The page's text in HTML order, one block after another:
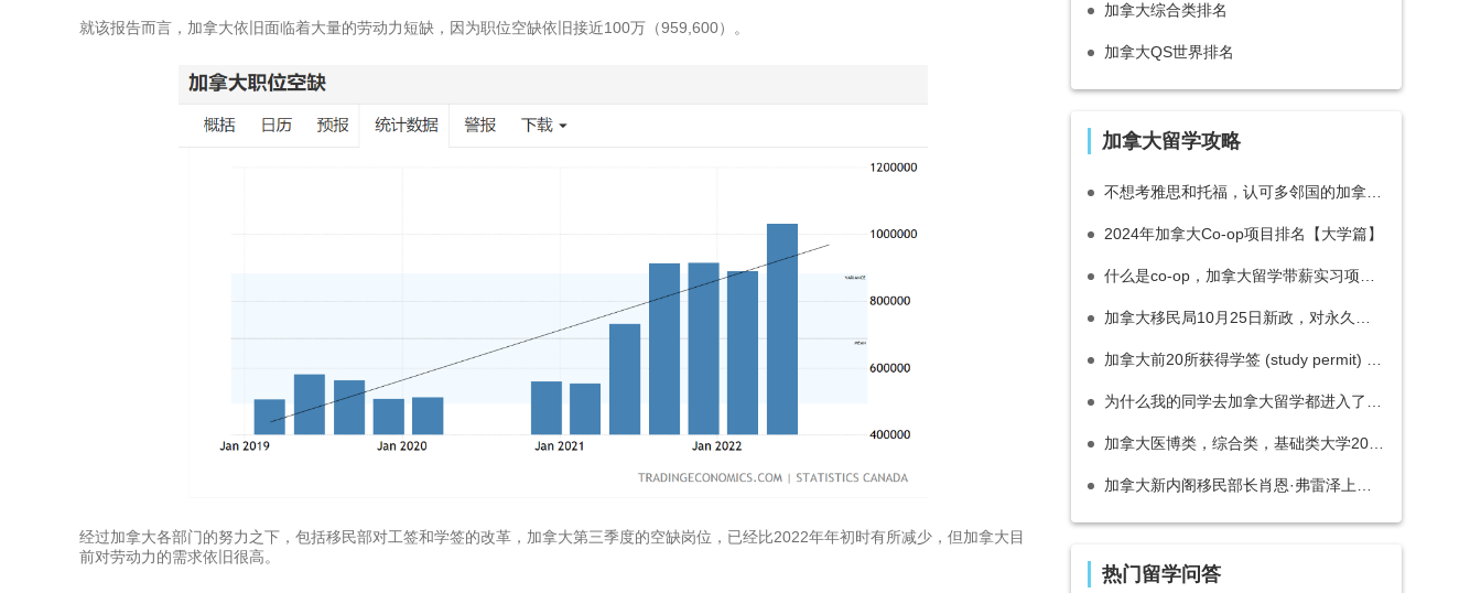
就该报告而言，加拿大依旧面临着大量的劳动力短缺，因为职位空缺依旧接近100万（959,600）。
经过加拿大各部门的努力之下，包括移民部对工签和学签的改革，加拿大第三季度的空缺岗位，已经比2022年年初时有所减少，但加拿大目
前对劳动力的需求依旧很高。
加拿大综合类排名
加拿大QS世界排名
加拿大留学攻略
2024年加拿大Co-op项目排名【大学篇】
热门留学问答